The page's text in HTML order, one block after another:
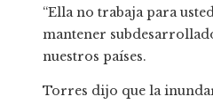
“Ella no trabaja para
mantener
nuestros países.
Torres dijo que la